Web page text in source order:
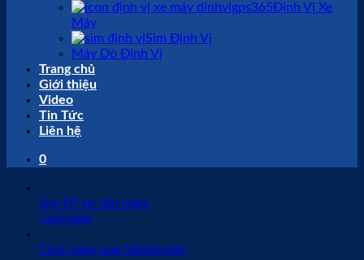
Định Vị Xe
Máy
Sim Định Vị
Máy Dò Định Vị
Trang chủ
Giới thiệu
Video
Tin Tức
Liên hệ
0
Gọi ĐT tư vấn ngay
Gọi ngay
Chat ngay qua Messenger